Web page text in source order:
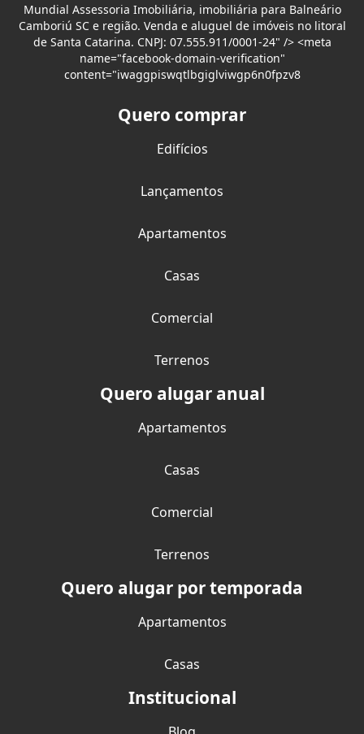
Mundial Assessoria Imobiliária, imobiliária para Balneário
Camboriú SC e região. Venda e aluguel de imóveis no litoral
de Santa Catarina. CNPJ: 07.555.911/0001-24" /> <meta
name="facebook-domain-verification"
content="iwaggpiswqtlbgiglviwgp6n0fpzv8
Quero comprar
Edifícios
Lançamentos
Apartamentos
Casas
Comercial
Terrenos
Quero alugar anual
Apartamentos
Casas
Comercial
Terrenos
Quero alugar por temporada
Apartamentos
Casas
Institucional